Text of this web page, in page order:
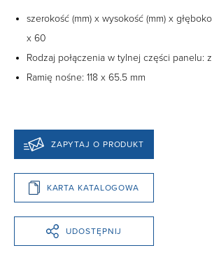
szerokość (mm) x wysokość (mm) x
x 60
Rodzaj połączenia w tylnej części panelu:
Ramię nośne: 118 x 65.5 mm
ZAPYTAJ O PRODUKT
KARTA KATALOGOWA
UDOSTĘPNIJ